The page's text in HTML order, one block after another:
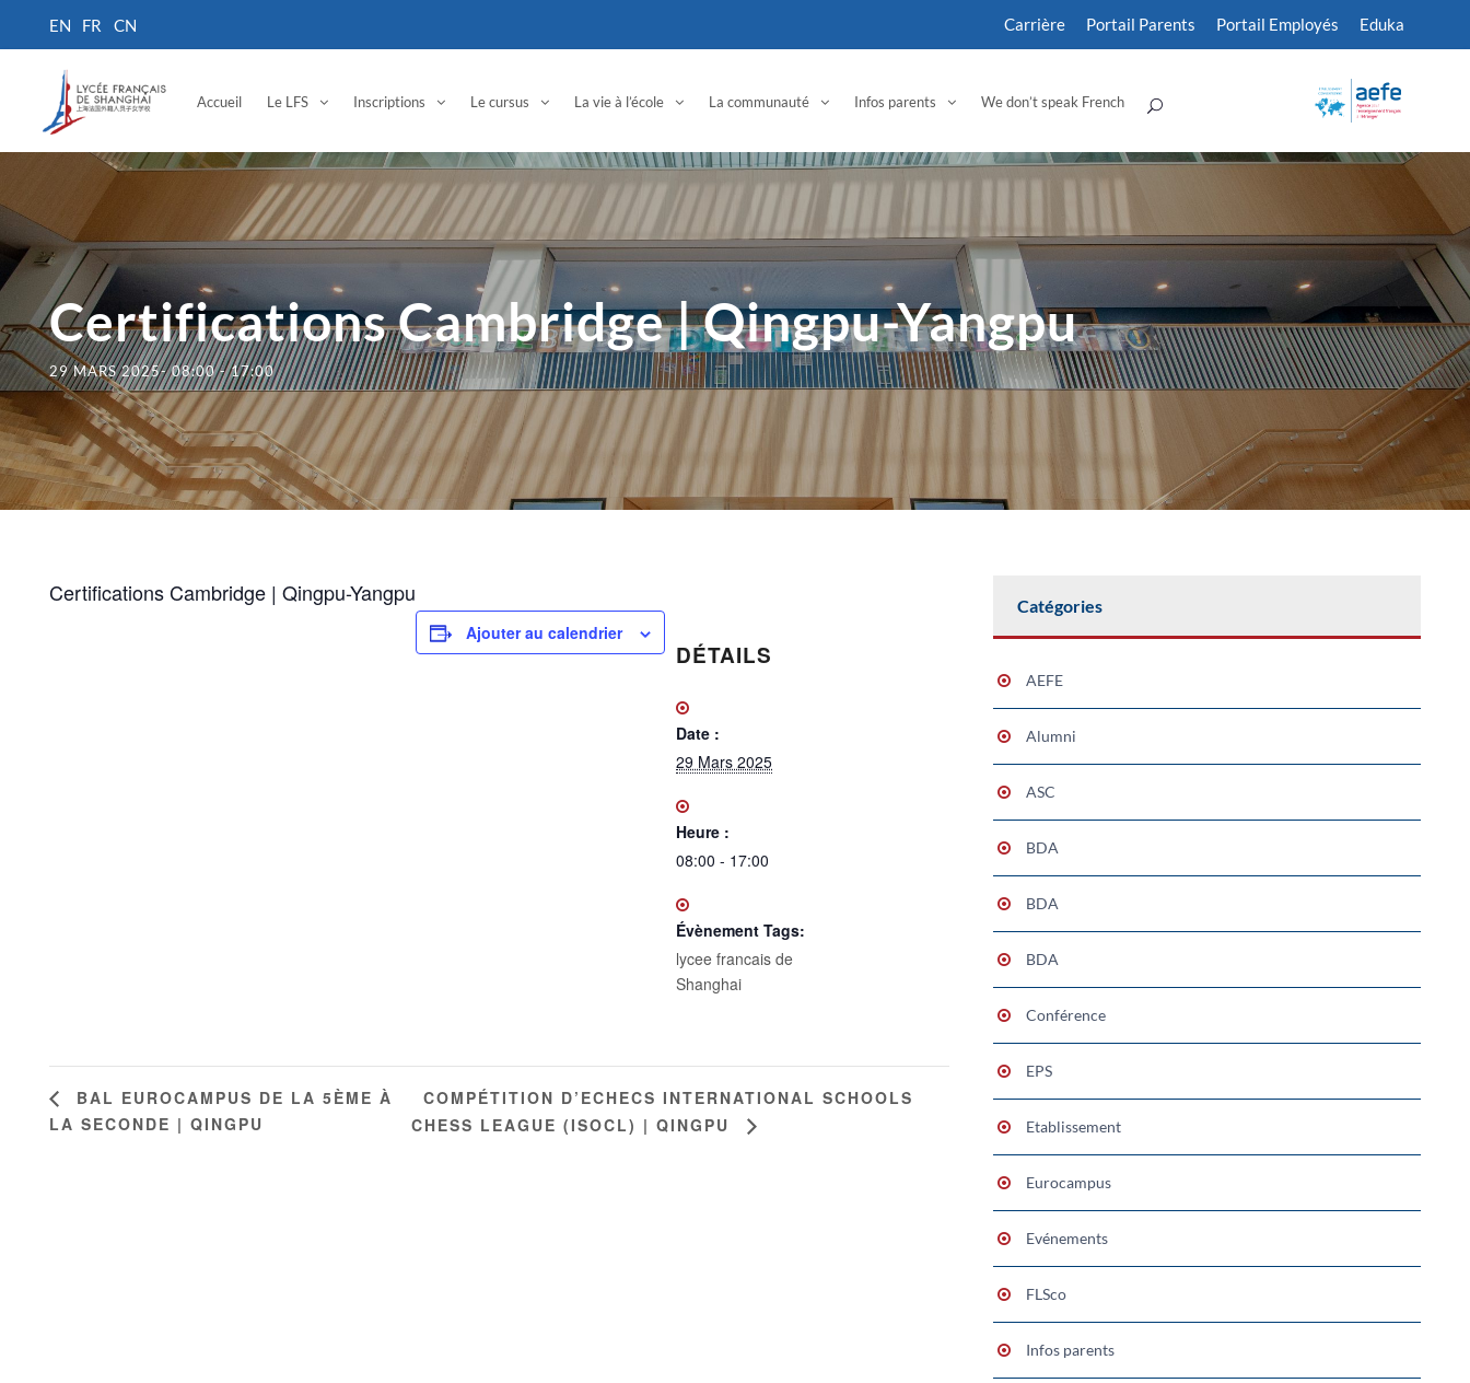
Carrière Portail Parents Portail Employés Eduka
Accueil Le LFS Inscriptions Le cursus La vie à l’école La communauté Infos parents We don’t speak French
Certifications Cambridge | Qingpu-Yangpu
29 MARS 2025- 08:00-17:00
Certifications Cambridge | Qingpu-Yangpu
Ajouter au calendrier
DÉTAILS
Date :
29 Mars 2025
Heure :
08:00 - 17:00
Évènement Tags:
lycee francais de
Shanghai
BAL EUROCAMPUS DE LA 5ÈME À
LA SECONDE | QINGPU
COMPÉTITION D’ECHECS INTERNATIONAL SCHOOLS
CHESS LEAGUE (ISOCL) | QINGPU
Catégories
AEFE
Alumni
ASC
BDA
BDA
BDA
Conférence
EPS
Etablissement
Eurocampus
Evénements
FLSco
Infos parents